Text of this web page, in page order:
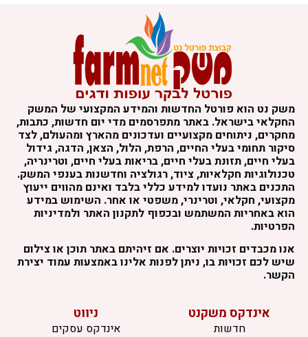
משק נט הוא פורטל החדשות והמידע המקצועי של המשק
החקלאי בישראל. באתר מתפרסמים מדי יום חדשות, כתבות,
מחקרים, ניתוחים מקצועיים ועדכונים מהארץ ומהעולם, לצד
סיקור תחומי בעלי החיים, הרפת, הלול, הצאן, הדגה, גידול
בעלי חיים, תזונת בעלי חיים, בריאות בעלי חיים, וטרינריה,
טכנולוגיות חקלאיות, ציוד, רגולציה וחדשנות בענפי המשק.
התכנים באתר נועדו למידע כללי בלבד ואינם מהווים ייעוץ
מקצועי, חקלאי, וטרינרי, משפטי או אחר. השימוש במידע
הוא באחריות המשתמש ובכפוף לתקנון האתר ולמדיניות
הפרטיות.
אנו מכבדים זכויות יוצרים. אם זיהיתם באתר תוכן או צילום
שיש לכם זכויות בו, ניתן לפנות אלינו באמצעות עמוד יצירת
הקשר.
אינדקס משקנט
חדשות
ניווט
אינדקס עסקים